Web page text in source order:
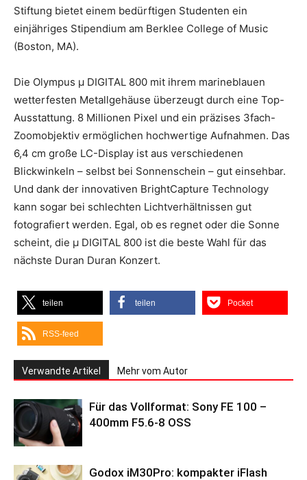
Stiftung bietet einem bedürftigen Studenten ein
einjähriges Stipendium am Berklee College of Music
(Boston, MA).
Die Olympus µ DIGITAL 800 mit ihrem marineblauen
wetterfesten Metallgehäuse überzeugt durch eine Top-
Ausstattung. 8 Millionen Pixel und ein präzises 3fach-
Zoomobjektiv ermöglichen hochwertige Aufnahmen. Das
6,4 cm große LC-Display ist aus verschiedenen
Blickwinkeln – selbst bei Sonnenschein – gut einsehbar.
Und dank der innovativen BrightCapture Technology
kann sogar bei schlechten Lichtverhältnissen gut
fotografiert werden. Egal, ob es regnet oder die Sonne
scheint, die µ DIGITAL 800 ist die beste Wahl für das
nächste Duran Duran Konzert.
teilen teilen Pocket
RSS-feed
Verwandte Artikel Mehr vom Autor
Für das Vollformat: Sony FE 100 –
400mm F5.6-8 OSS
Godox iM30Pro: kompakter iFlash